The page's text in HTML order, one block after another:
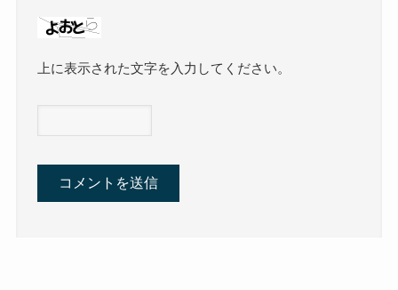
上に表示された文字を入力してください。